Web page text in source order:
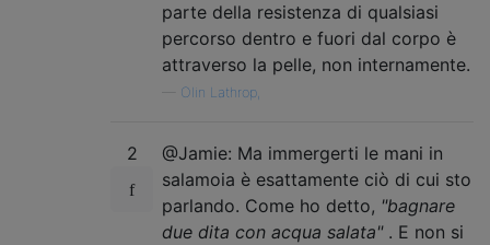
parte della resistenza di qualsiasi
percorso dentro e fuori dal corpo è
attraverso la pelle, non internamente.
Olin Lathrop,
2
@Jamie: Ma immergerti le mani in
salamoia è esattamente ciò di cui sto
parlando. Come ho detto, "bagnare
due dita con acqua salata". E non si